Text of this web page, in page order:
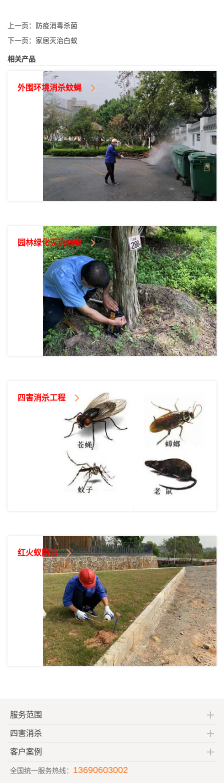
上一页：
防疫消毒杀菌
下一页： 家居灭治白蚁
相关产品
外围环境消杀蚊蝇
园林绿化灭治白蚁
四害消杀工程
红火蚁防治
服务范围
四害消杀
客户案例
全国统一服务热线： 13690603002